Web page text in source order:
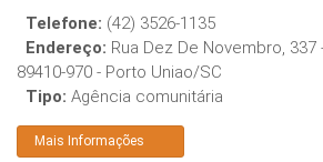
Telefone: (42) 3526-1135
Endereço: Rua Dez De Novembro, 337
89410-970 - Porto Uniao/SC
Tipo: Agência comunitária
Mais Informações